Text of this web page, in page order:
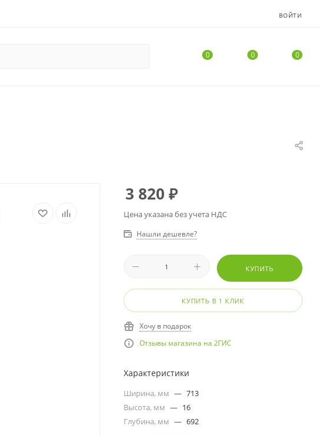
ВОЙТИ
0 0 0
3 820 ₽
Цена указана без учета НДС
Нашли дешевле?
КУПИТЬ
КУПИТЬ В 1 КЛИК
Хочу в подарок
Отзывы магазина на 2ГИС
Характеристики
Ширина, мм — 713
Высота, мм — 16
Глубина, мм — 692